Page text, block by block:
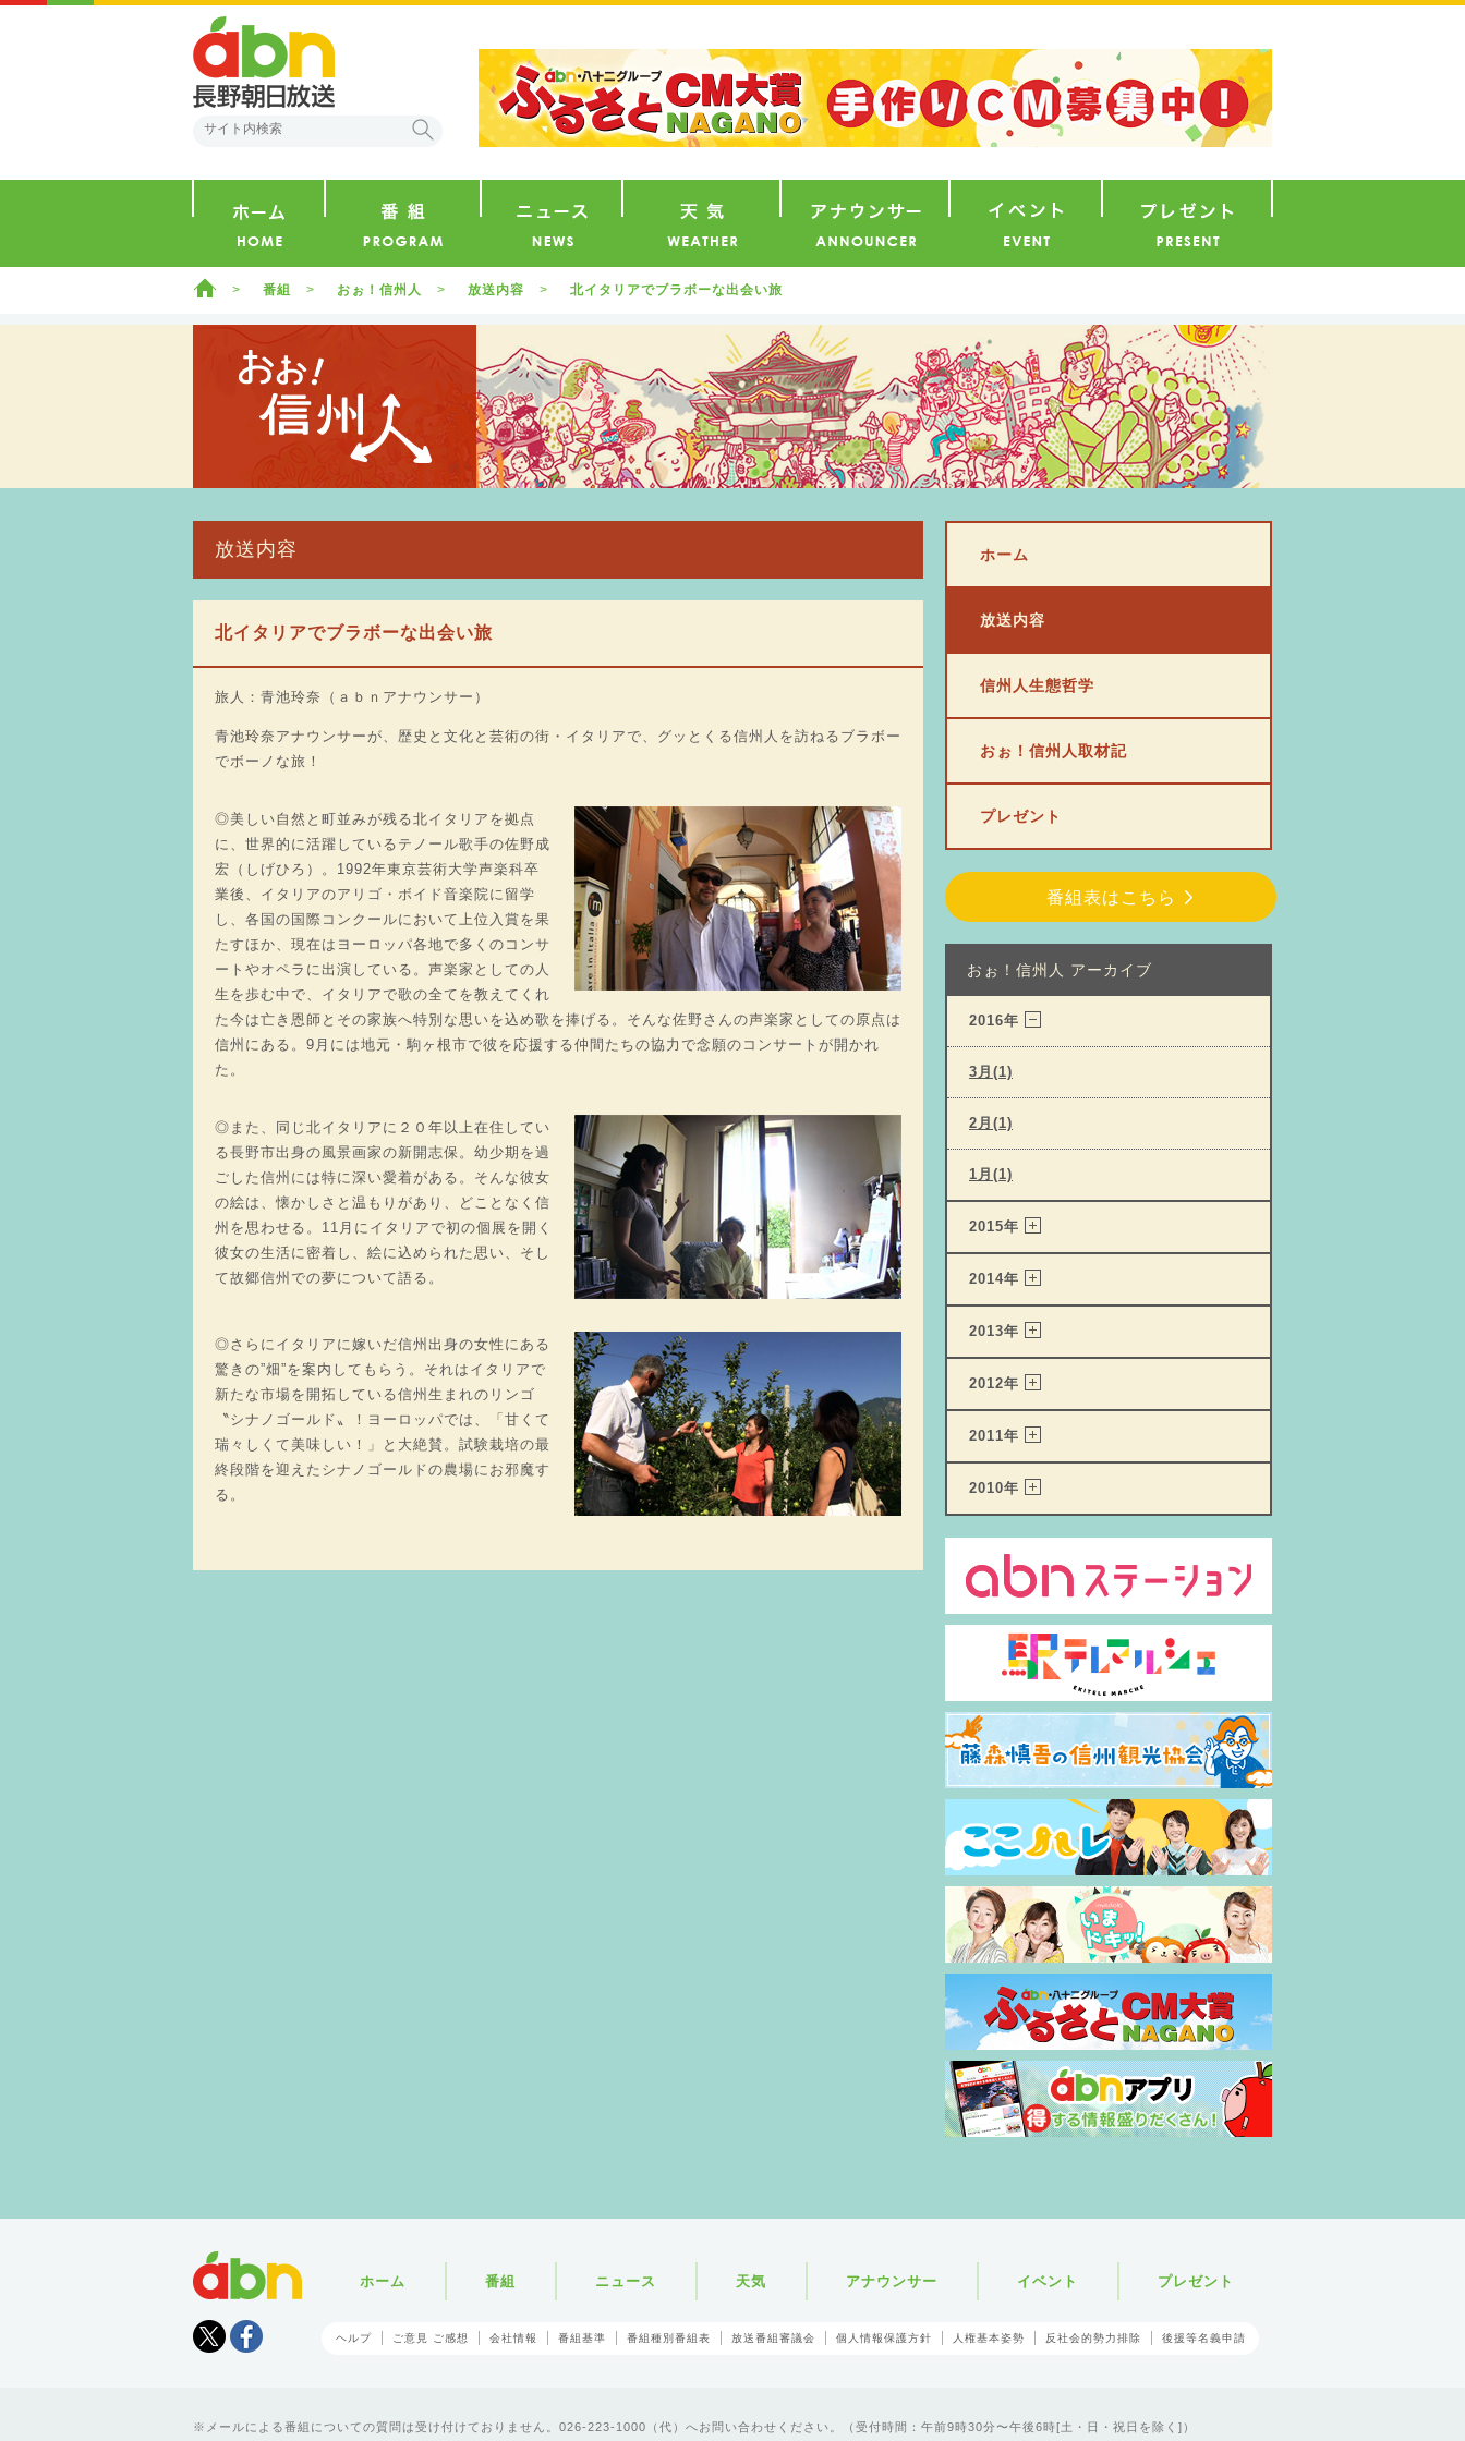
ホーム 番組 おぉ！信州人 放送内容 北イタリアでブラボーな出会い旅
放送内容
北イタリアでブラボーな出会い旅
旅人：青池玲奈（ａｂｎアナウンサー）
青池玲奈アナウンサーが、歴史と文化と芸術の街・イタリアで、グッとくる信州人を訪ねるブラボー
でボーノな旅！
◎美しい自然と町並みが残る北イタリアを拠点
に、世界的に活躍しているテノール歌手の佐野成
宏（しげひろ）。1992年東京芸術大学声楽科卒
業後、イタリアのアリゴ・ボイド音楽院に留学
し、各国の国際コンクールにおいて上位入賞を果
たすほか、現在はヨーロッパ各地で多くのコンサ
ートやオペラに出演している。声楽家としての人
生を歩む中で、イタリアで歌の全てを教えてくれ
た今は亡き恩師とその家族へ特別な思いを込め歌を捧げる。そんな佐野さんの声楽家としての原点は
信州にある。9月には地元・駒ヶ根市で彼を応援する仲間たちの協力で念願のコンサートが開かれ
た。
◎また、同じ北イタリアに２０年以上在住してい
る長野市出身の風景画家の新開志保。幼少期を過
ごした信州には特に深い愛着がある。そんな彼女
の絵は、懐かしさと温もりがあり、どことなく信
州を思わせる。11月にイタリアで初の個展を開く
彼女の生活に密着し、絵に込められた思い、そし
て故郷信州での夢について語る。
◎さらにイタリアに嫁いだ信州出身の女性にある
驚きの”畑”を案内してもらう。それはイタリアで
新たな市場を開拓している信州生まれのリンゴ
〝シナノゴールド〟！ヨーロッパでは、「甘くて
瑞々しくて美味しい！」と大絶賛。試験栽培の最
終段階を迎えたシナノゴールドの農場にお邪魔す
る。
ホーム
放送内容
信州人生態哲学
おぉ！信州人取材記
プレゼント
番組表はこちら
おぉ！信州人 アーカイブ
2016年
3月(1)
2月(1)
1月(1)
2015年
2014年
2013年
2012年
2011年
2010年
Tweet
ホーム 番組 ニュース 天気 アナウンサー イベント プレゼント
ヘルプ ご意見 ご感想 会社情報 番組基準 番組種別番組表 放送番組審議会 個人情報保護方針 人権基本姿勢 反社会的勢力排除 後援等名義申請
メールによる番組についての質問は受け付けておりません。026-223-1000（代）へお問い合わせください。（受付時間：午前9時30分〜午後6時[土・日・祝日を除く]）